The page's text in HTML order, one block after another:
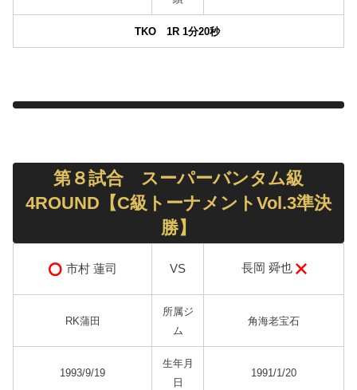
TKO 1R 1分20秒
第８試合 スーパーバンタム級
4ROUND【C級トーナメントVol.3準決
勝】
市村 蓮司 VS 長岡 舜也
RK蒲田
所属ジ
ム
角海老宝石
1993/9/19
生年月
日
1991/1/20